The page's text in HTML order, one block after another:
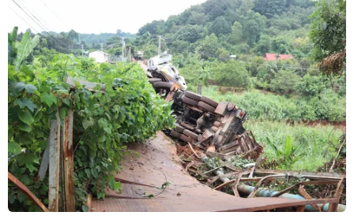
TIN CÙNG CHUYÊN MỤC
Tổng thống Mỹ Donald Trump nói
còn quá sớm để bàn về người kế
nhiệm
07/08/2026 06:29
Meta bồi thường gần 600 triệu USD
vì gây tổn hại sức khỏe tâm thần trẻ
em